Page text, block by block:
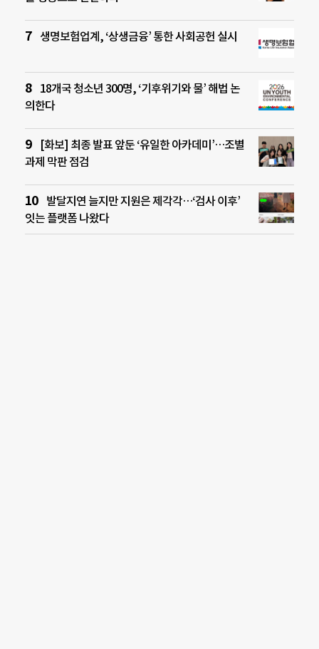
생명보험업계, ‘상생금융’ 통한 사회공헌 실시
18개국 청소년 300명, ‘기후위기와 물’ 해법 논
의한다
[화보] 최종 발표 앞둔 ‘유일한 아카데미’…조별
과제 막판 점검
발달지연 늘지만 지원은 제각각…‘검사 이후’
잇는 플랫폼 나왔다